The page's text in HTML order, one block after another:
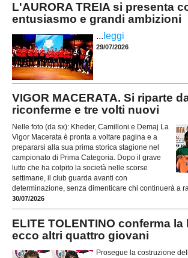
L'AURORA TREIA si presenta
entusiasmo e grandi ambizioni
... leggi
29/07/2026
VIGOR MACERATA. Si riparte
riconferme e tre volti nuovi
Nelle foto (da sx): Kheder, Camilloni e Demaj La
Vigor Macerata è pronta a voltare pagina e a
prepararsi alla sua prima storica stagione nel
campionato di Prima Categoria. Dopo il grave
lutto che ha colpito la società nelle scorse
settimane, il club guarda avanti con
determinazione, senza dimenticare chi continuerà a
30/07/2026
ELITE TOLENTINO conferma la
ecco altri quattro giovani
Prosegue la costruzione